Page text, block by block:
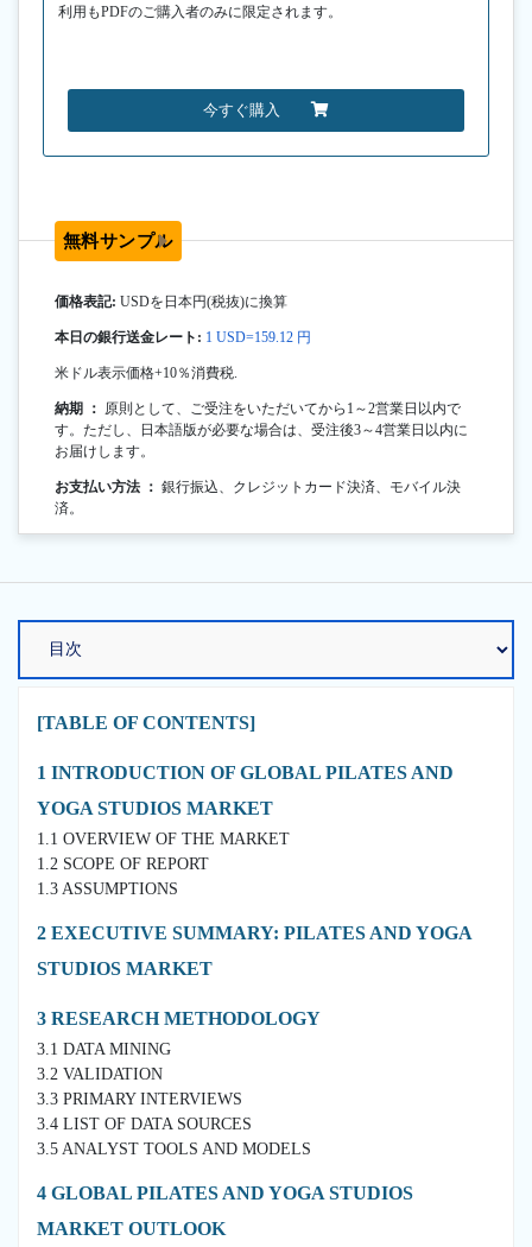
利用もPDFのご購入者のみに限定されます。
今すぐ購入
無料サンプル
価格表記: USDを日本円(税抜)に換算
本日の銀行送金レート: 1 USD=159.12 円
米ドル表示価格+10％消費税.
納期 ： 原則として、ご受注をいただいてから1～2営業日以内で
す。ただし、日本語版が必要な場合は、受注後3～4営業日以内に
お届けします。
お支払い方法 ： 銀行振込、クレジットカード決済、モバイル決
済。
[TABLE OF CONTENTS]
1 INTRODUCTION OF GLOBAL PILATES AND
YOGA STUDIOS MARKET
1.1 OVERVIEW OF THE MARKET
1.2 SCOPE OF REPORT
1.3 ASSUMPTIONS
2 EXECUTIVE SUMMARY: PILATES AND YOGA
STUDIOS MARKET
3 RESEARCH METHODOLOGY
3.1 DATA MINING
3.2 VALIDATION
3.3 PRIMARY INTERVIEWS
3.4 LIST OF DATA SOURCES
3.5 ANALYST TOOLS AND MODELS
4 GLOBAL PILATES AND YOGA STUDIOS
MARKET OUTLOOK